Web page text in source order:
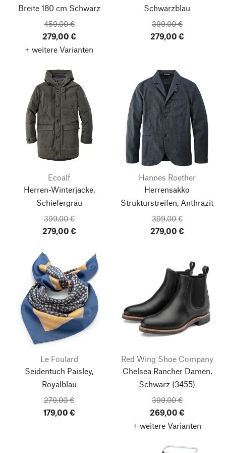
Breite 180 cm Schwarz
459,00 €
279,00 €
+ weitere Varianten
Schwarzblau
399,00 €
279,00 €
Ecoalf
Herren-Winterjacke,
Schiefergrau
399,00 €
279,00 €
Hannes Roether
Herrensakko
Strukturstreifen, Anthrazit
399,00 €
279,00 €
Le Foulard
Seidentuch Paisley,
Royalblau
279,00 €
179,00 €
Red Wing Shoe Company
Chelsea Rancher Damen,
Schwarz (3455)
399,00 €
269,00 €
+ weitere Varianten